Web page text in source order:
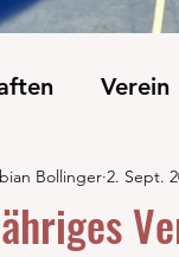
Verein
Bollinger 2. Sept.